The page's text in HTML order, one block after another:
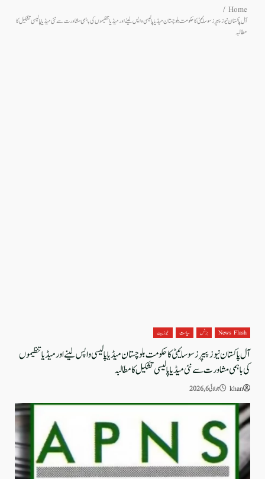
Home
آل پاکستان نیوز پیپرز سوسائیٹی کا حکومت بلوچستان میڈیا پالیسی واپس لینے اور میڈیا تنظیموں کی باہمی مشاورت سے نئی میڈیا پالیسی تشکیل کا
مطالبہ
News Flash بزنس سیاست نیوز بیٹ
آل پاکستان نیوز پیپرز سوسائیٹی کا حکومت بلوچستان میڈیا پالیسی واپس لینے اور میڈیا تنظیموں
کی باہمی مشاورت سے نئی میڈیا پالیسی تشکیل کا مطالبہ
khan جولائی 6, 2026